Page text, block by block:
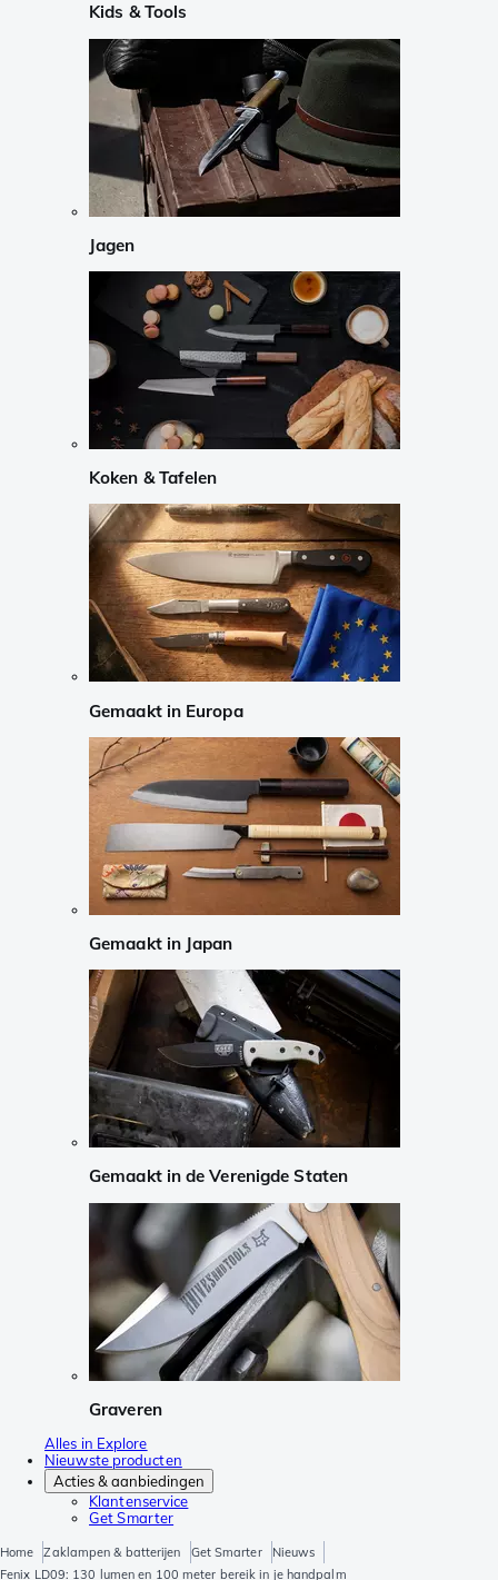
Kids & Tools
Jagen
Koken & Tafelen
Gemaakt in Europa
Gemaakt in Japan
Gemaakt in de Verenigde Staten
Graveren
Alles in Explore
Nieuwste producten
Acties & aanbiedingen
Klantenservice
Get Smarter
Home Zaklampen & batterijen Get Smarter
Nieuws
Fenix LD09: 130 lumen en 100 meter bereik in je handpalm